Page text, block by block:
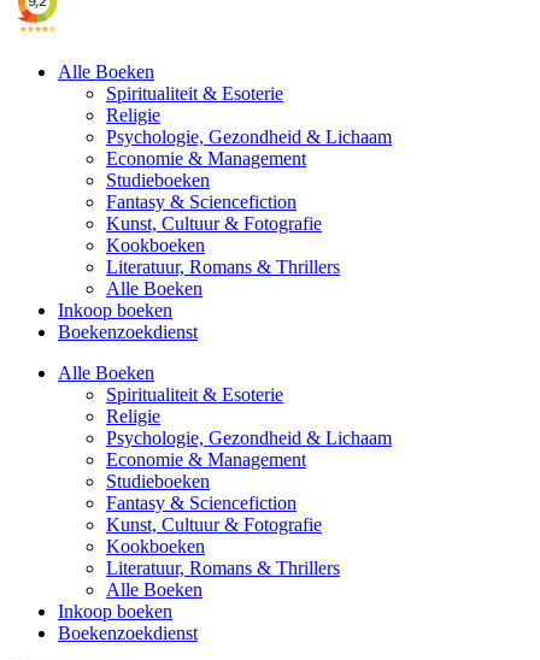
Alle Boeken
Spiritualiteit & Esoterie
Religie
Psychologie, Gezondheid & Lichaam
Economie & Management
Studieboeken
Fantasy & Sciencefiction
Kunst, Cultuur & Fotografie
Kookboeken
Literatuur, Romans & Thrillers
Alle Boeken
Inkoop boeken
Boekenzoekdienst
Alle Boeken
Spiritualiteit & Esoterie
Religie
Psychologie, Gezondheid & Lichaam
Economie & Management
Studieboeken
Fantasy & Sciencefiction
Kunst, Cultuur & Fotografie
Kookboeken
Literatuur, Romans & Thrillers
Alle Boeken
Inkoop boeken
Boekenzoekdienst